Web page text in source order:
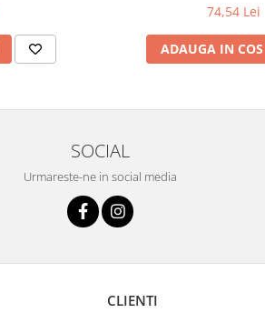
74,54 Lei
ADAUGA IN COS
SOCIAL
Urmareste-ne in social media
CLIENTI